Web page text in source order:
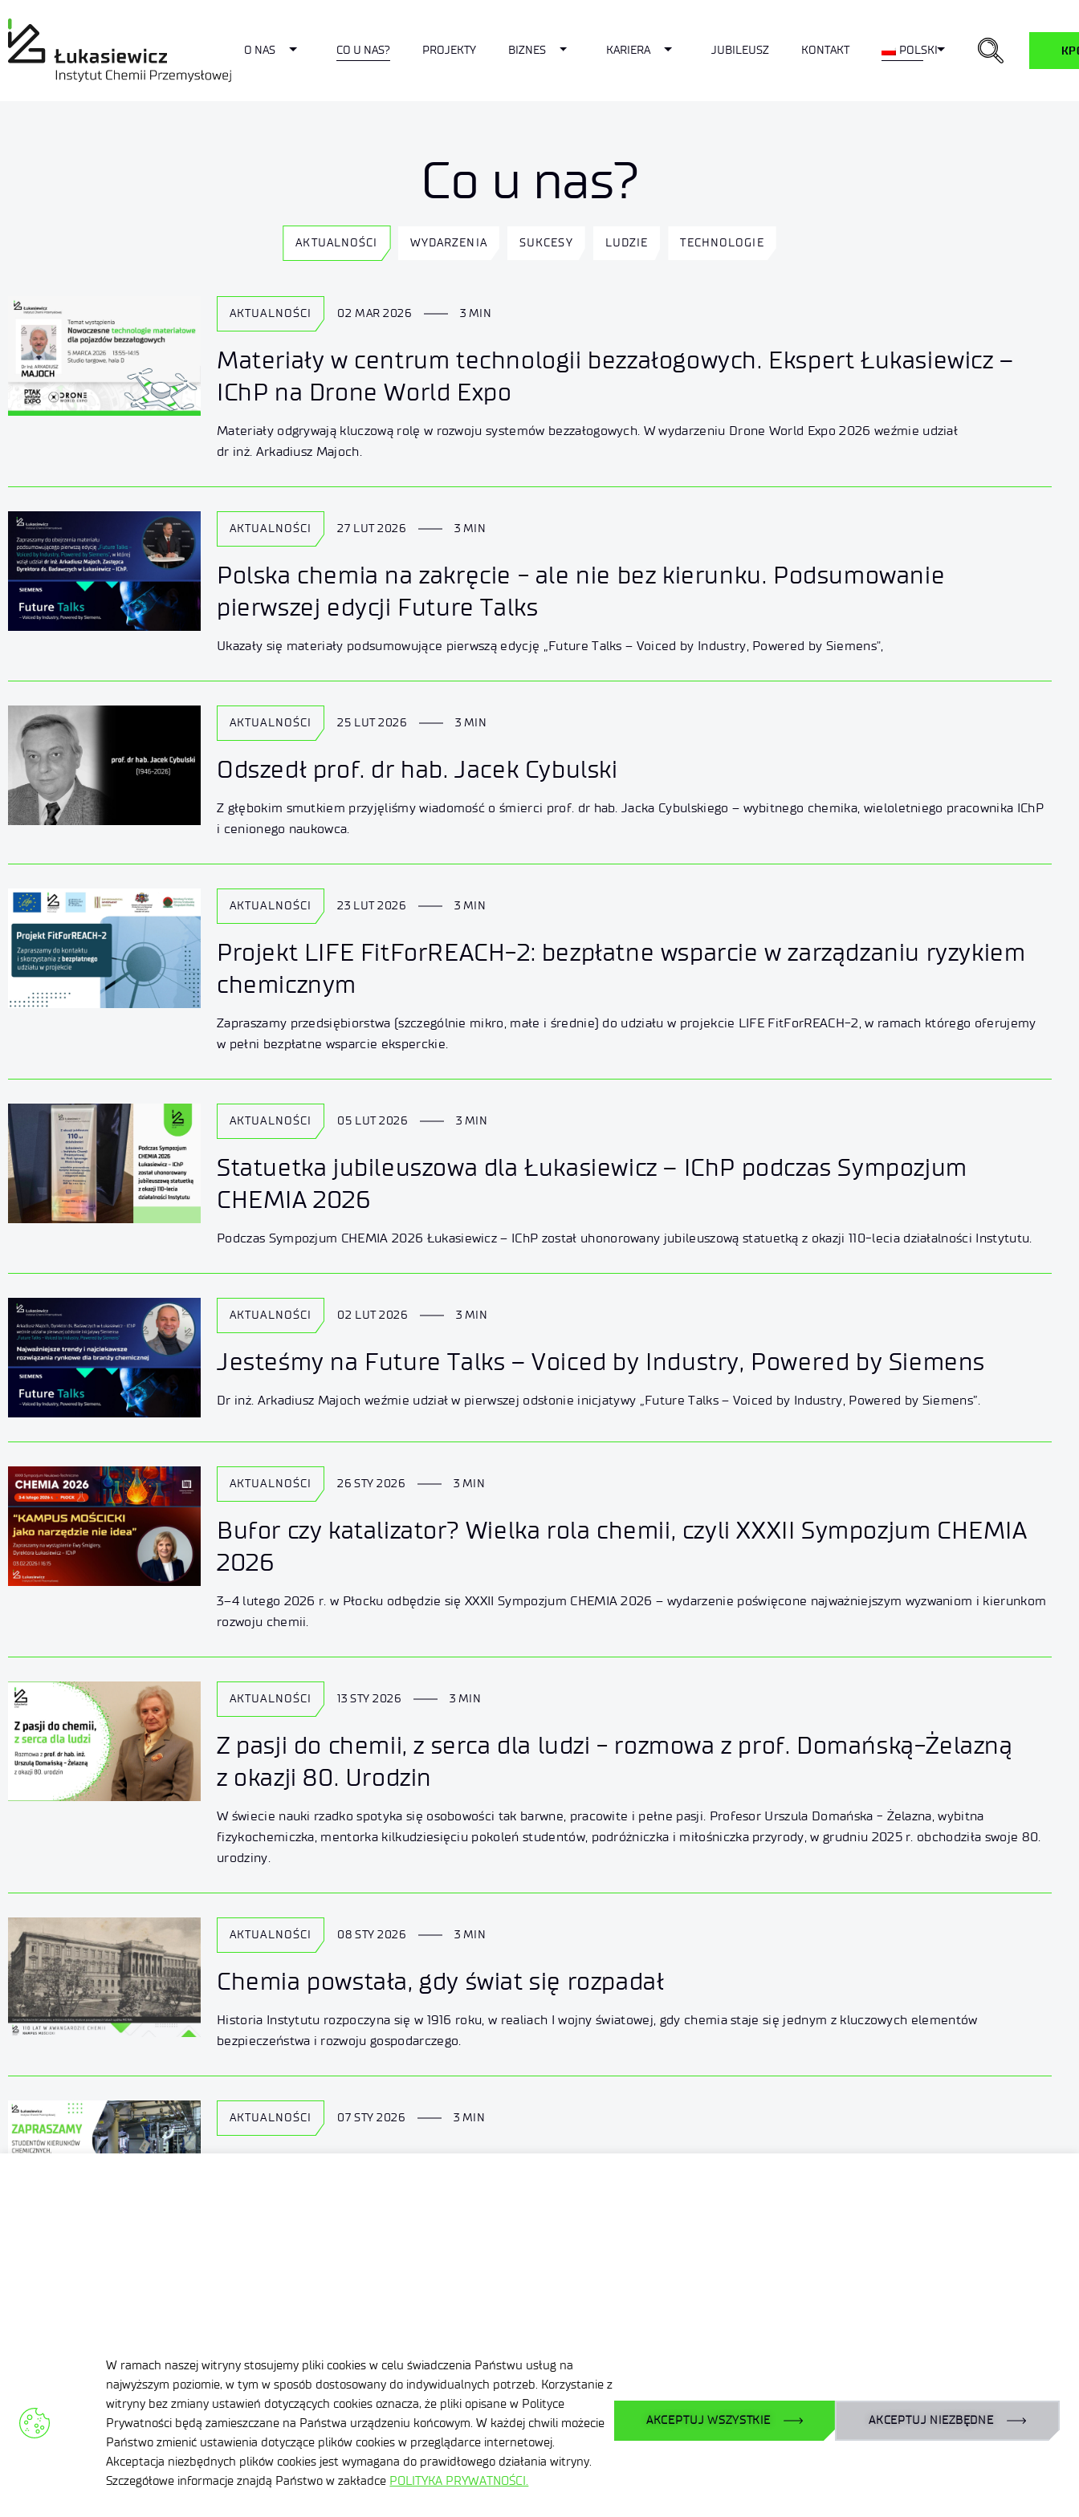
W ramach naszej witryny stosujemy pliki cookies w celu świadczenia Państwu usług na
najwyższym poziomie, w tym w sposób dostosowany do indywidualnych potrzeb. Korzystanie z
witryny bez zmiany ustawień dotyczących cookies oznacza, że pliki opisane w Polityce
Prywatności będą zamieszczane na Państwa urządzeniu końcowym. W każdej chwili możecie
Państwo zmienić ustawienia dotyczące plików cookies w przeglądarce internetowej.
Akceptacja niezbędnych plików cookies jest wymagana do prawidłowego działania witryny.
Szczegółowe informacje znajdą Państwo w zakładce POLITYKA PRYWATNOŚCI.
AKCEPTUJ WSZYSTKIE AKCEPTUJ NIEZBĘDNE
O NAS Toggle Dropdown
CO U NAS? PROJEKTY BIZNES Toggle Dropdown
KARIERA Toggle Dropdown
JUBILEUSZ KONTAKT POLSKIToggle Dropdown
Co u nas?
AKTUALNOŚCI WYDARZENIA SUKCESY LUDZIE TECHNOLOGIE
AKTUALNOŚCI 02 MAR 2026 3 MIN
Materiały w centrum technologii bezzałogowych. Ekspert Łukasiewicz –
IChP na Drone World Expo
Materiały odgrywają kluczową rolę w rozwoju systemów bezzałogowych. W wydarzeniu Drone World Expo 2026 weźmie udział
dr inż. Arkadiusz Majoch.
AKTUALNOŚCI 27 LUT 2026 3 MIN
Polska chemia na zakręcie - ale nie bez kierunku. Podsumowanie
pierwszej edycji Future Talks
Ukazały się materiały podsumowujące pierwszą edycję „Future Talks – Voiced by Industry, Powered by Siemens",
AKTUALNOŚCI 25 LUT 2026 3 MIN
Odszedł prof. dr hab. Jacek Cybulski
Z głębokim smutkiem przyjęliśmy wiadomość o śmierci prof. dr hab. Jacka Cybulskiego – wybitnego chemika, wieloletniego pracownika IChP
i cenionego naukowca.
AKTUALNOŚCI 23 LUT 2026 3 MIN
Projekt LIFE FitForREACH-2: bezpłatne wsparcie w zarządzaniu ryzykiem
chemicznym
Zapraszamy przedsiębiorstwa (szczególnie mikro, małe i średnie) do udziału w projekcie LIFE FitForREACH-2, w ramach którego oferujemy
w pełni bezpłatne wsparcie eksperckie.
AKTUALNOŚCI 05 LUT 2026 3 MIN
Statuetka jubileuszowa dla Łukasiewicz – IChP podczas Sympozjum
CHEMIA 2026
Podczas Sympozjum CHEMIA 2026 Łukasiewicz – IChP został uhonorowany jubileuszową statuetką z okazji 110-lecia działalności Instytutu.
AKTUALNOŚCI 02 LUT 2026 3 MIN
Jesteśmy na Future Talks – Voiced by Industry, Powered by Siemens
Dr inż. Arkadiusz Majoch weźmie udział w pierwszej odsłonie inicjatywy „Future Talks – Voiced by Industry, Powered by Siemens”.
AKTUALNOŚCI 26 STY 2026 3 MIN
Bufor czy katalizator? Wielka rola chemii, czyli XXXII Sympozjum CHEMIA
2026
3–4 lutego 2026 r. w Płocku odbędzie się XXXII Sympozjum CHEMIA 2026 – wydarzenie poświęcone najważniejszym wyzwaniom i kierunkom
rozwoju chemii.
AKTUALNOŚCI 13 STY 2026 3 MIN
Z pasji do chemii, z serca dla ludzi - rozmowa z prof. Domańską-Żelazną
z okazji 80. Urodzin
W świecie nauki rzadko spotyka się osobowości tak barwne, pracowite i pełne pasji. Profesor Urszula Domańska - Żelazna, wybitna
fizykochemiczka, mentorka kilkudziesięciu pokoleń studentów, podróżniczka i miłośniczka przyrody, w grudniu 2025 r. obchodziła swoje 80.
urodziny.
AKTUALNOŚCI 08 STY 2026 3 MIN
Chemia powstała, gdy świat się rozpadał
Historia Instytutu rozpoczyna się w 1916 roku, w realiach I wojny światowej, gdy chemia staje się jednym z kluczowych elementów
bezpieczeństwa i rozwoju gospodarczego.
AKTUALNOŚCI 07 STY 2026 3 MIN
Klauzula informacyjna